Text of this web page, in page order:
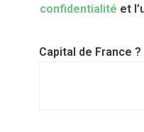
confidentialité et
Capital de France ?